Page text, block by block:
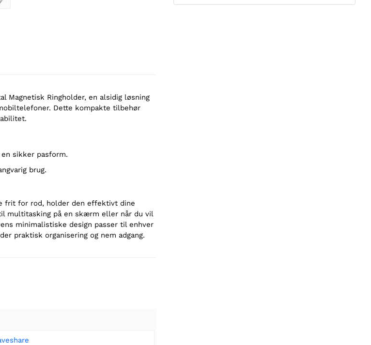
Magnetisk Ringholder, en alsidig løsning
Dette kompakte tilbehør
sikker pasform.
brug.
frit for rod, holder den effektivt dine
multitasking på en skærm eller når du vil
minimalistiske design passer til enhver
praktisk organisering og nem adgang.